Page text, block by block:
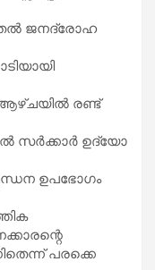
ജനദ്രോഹ
ആഴ്ചയിൽ രണ്ട്
സർക്കാർ ഉദ്യോ​
ഉപഭോഗം
പരക്കെ